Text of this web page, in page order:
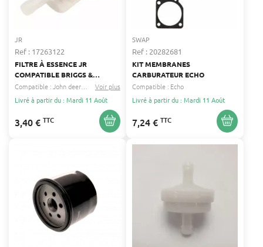
JR
Ref : 17263122
FILTRE À ESSENCE JR
COMPATIBLE BRIGGS &
STRATTON - LONGUEUR 70 MM
Compatible : Kawasaki...
Voir plus
Livré à partir du : Mardi 11 Août
3,40 € TTC
SWAP
Ref : 20282681
KIT MEMBRANES
CARBURATEUR ECHO
Compatible : Echo
Livré à partir du : Mardi 11 Août
7,24 € TTC